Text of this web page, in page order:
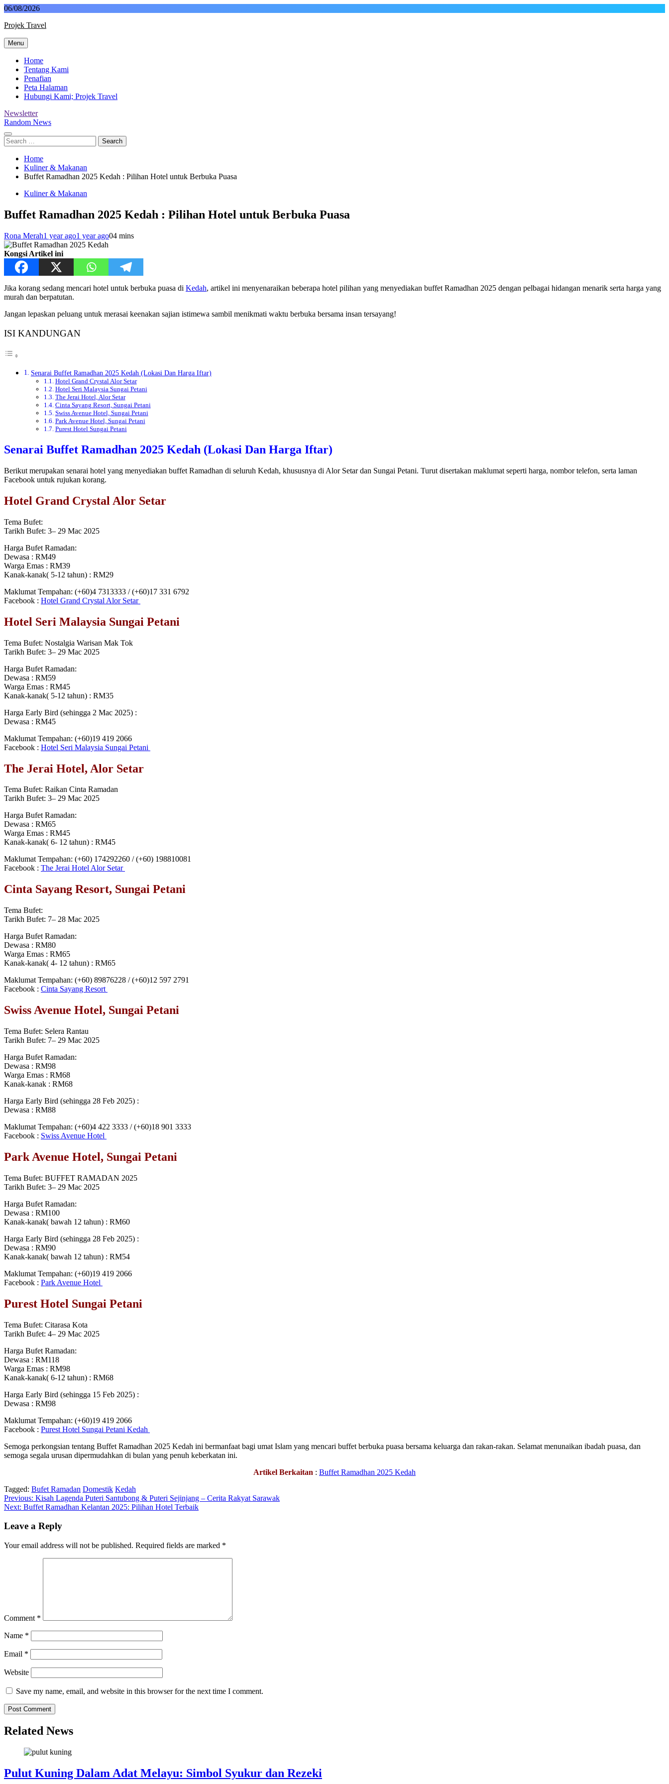
Skip
content
06/08/2026
Projek Travel
Malaysia Travel Portal
Menu
Home
Tentang Kami
Penafian
Peta Halaman
Hubungi Kami; Projek Travel
Newsletter
Random News
Search
for:
Home
Kuliner & Makanan
Buffet Ramadhan 2025 Kedah : Pilihan Hotel untuk Berbuka Puasa
Kuliner & Makanan
Buffet Ramadhan 2025 Kedah : Pilihan Hotel untuk Berbuka Puasa
Rona Merah1 year ago1 year ago04 mins
Kongsi Artikel ini
Jika korang sedang mencari hotel untuk berbuka puasa di Kedah, artikel ini menyenaraikan beberapa hotel pilihan yang menyediakan buffet Ramadhan 2025 dengan pelbagai hidangan menarik serta harga yang
murah dan berpatutan.
Jangan lepaskan peluang untuk merasai keenakan sajian istimewa sambil menikmati waktu berbuka bersama insan tersayang!
ISI KANDUNGAN
Senarai Buffet Ramadhan 2025 Kedah (Lokasi Dan Harga Iftar)
Hotel Grand Crystal Alor Setar
Hotel Seri Malaysia Sungai Petani
The Jerai Hotel, Alor Setar
Cinta Sayang Resort, Sungai Petani
Swiss Avenue Hotel, Sungai Petani
Park Avenue Hotel, Sungai Petani
Purest Hotel Sungai Petani
Senarai Buffet Ramadhan 2025 Kedah (Lokasi Dan Harga Iftar)
Berikut merupakan senarai hotel yang menyediakan buffet Ramadhan di seluruh Kedah, khususnya di Alor Setar dan Sungai Petani. Turut disertakan maklumat seperti harga, nombor telefon, serta laman
Facebook untuk rujukan korang.
Hotel Grand Crystal Alor Setar
Tema Bufet:
Tarikh Bufet: 3– 29 Mac 2025
Harga Bufet Ramadan:
Dewasa : RM49
Warga Emas : RM39
Kanak-kanak( 5-12 tahun) : RM29
Maklumat Tempahan: (+60)4 7313333 / (+60)17 331 6792
Facebook : Hotel Grand Crystal Alor Setar
Hotel Seri Malaysia Sungai Petani
Tema Bufet: Nostalgia Warisan Mak Tok
Tarikh Bufet: 3– 29 Mac 2025
Harga Bufet Ramadan:
Dewasa : RM59
Warga Emas : RM45
Kanak-kanak( 5-12 tahun) : RM35
Harga Early Bird (sehingga 2 Mac 2025) :
Dewasa : RM45
Maklumat Tempahan: (+60)19 419 2066
Facebook : Hotel Seri Malaysia Sungai Petani
The Jerai Hotel, Alor Setar
Tema Bufet: Raikan Cinta Ramadan
Tarikh Bufet: 3– 29 Mac 2025
Harga Bufet Ramadan:
Dewasa : RM65
Warga Emas : RM45
Kanak-kanak( 6- 12 tahun) : RM45
Maklumat Tempahan: (+60) 174292260 / (+60) 198810081
Facebook : The Jerai Hotel Alor Setar
Cinta Sayang Resort, Sungai Petani
Tema Bufet:
Tarikh Bufet: 7– 28 Mac 2025
Harga Bufet Ramadan:
Dewasa : RM80
Warga Emas : RM65
Kanak-kanak( 4- 12 tahun) : RM65
Maklumat Tempahan: (+60) 89876228 / (+60)12 597 2791
Facebook : Cinta Sayang Resort
Swiss Avenue Hotel, Sungai Petani
Tema Bufet: Selera Rantau
Tarikh Bufet: 7– 29 Mac 2025
Harga Bufet Ramadan:
Dewasa : RM98
Warga Emas : RM68
Kanak-kanak : RM68
Harga Early Bird (sehingga 28 Feb 2025) :
Dewasa : RM88
Maklumat Tempahan: (+60)4 422 3333 / (+60)18 901 3333
Facebook : Swiss Avenue Hotel
Park Avenue Hotel, Sungai Petani
Tema Bufet: BUFFET RAMADAN 2025
Tarikh Bufet: 3– 29 Mac 2025
Harga Bufet Ramadan:
Dewasa : RM100
Kanak-kanak( bawah 12 tahun) : RM60
Harga Early Bird (sehingga 28 Feb 2025) :
Dewasa : RM90
Kanak-kanak( bawah 12 tahun) : RM54
Maklumat Tempahan: (+60)19 419 2066
Facebook : Park Avenue Hotel
Purest Hotel Sungai Petani
Tema Bufet: Citarasa Kota
Tarikh Bufet: 4– 29 Mac 2025
Harga Bufet Ramadan:
Dewasa : RM118
Warga Emas : RM98
Kanak-kanak( 6-12 tahun) : RM68
Harga Early Bird (sehingga 15 Feb 2025) :
Dewasa : RM98
Maklumat Tempahan: (+60)19 419 2066
Facebook : Purest Hotel Sungai Petani Kedah
Semoga perkongsian tentang Buffet Ramadhan 2025 Kedah ini bermanfaat bagi umat Islam yang mencari buffet berbuka puasa bersama keluarga dan rakan-rakan. Selamat menunaikan ibadah puasa, dan
semoga segala urusan dipermudahkan di bulan yang penuh keberkatan ini.
Artikel Berkaitan : Buffet Ramadhan 2025 Kedah
Tagged: Bufet Ramadan Domestik Kedah
Post
navigation
Previous: Kisah Lagenda Puteri Santubong & Puteri Sejinjang – Cerita Rakyat Sarawak
Next: Buffet Ramadhan Kelantan 2025: Pilihan Hotel Terbaik
Leave a Reply
Your email address will not be published. Required fields are marked *
Comment *
Name *
Email *
Website
Save my name, email, and website in this browser for the next time I comment.
Related News
Pulut Kuning Dalam Adat Melayu: Simbol Syukur dan Rezeki